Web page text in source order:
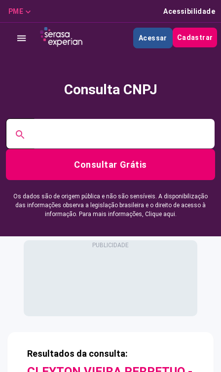
PME Acessibilidade
Acessar Cadastrar
Consulta CNPJ
Consultar Grátis
Os dados são de origem pública e não são sensíveis. A disponibilização
das informações observa a legislação brasileira e o direito de acesso à
informação. Para mais informações, Clique aqui.
Resultados da consulta: